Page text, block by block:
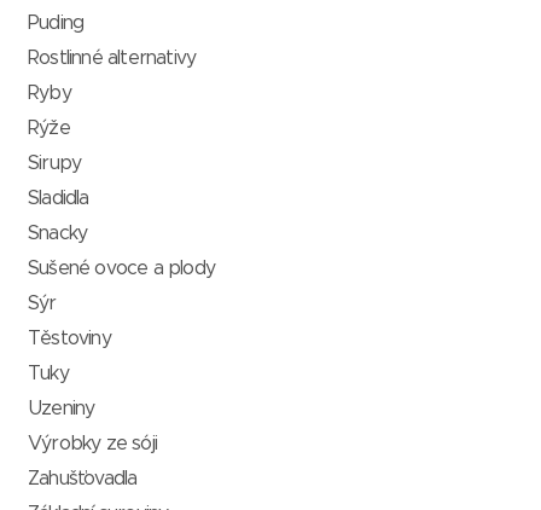
Puding
Rostlinné alternativy
Ryby
Rýže
Sirupy
Sladidla
Snacky
Sušené ovoce a plody
Sýr
Těstoviny
Tuky
Uzeniny
Výrobky ze sóji
Zahušťovadla